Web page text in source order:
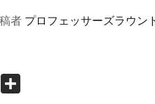
者 プロフェッサーズラウン
Hatena